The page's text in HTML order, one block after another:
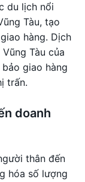
du lịch nổi
Tàu, tạo
hàng. Dịch
Tàu của
giao hàng
trấn.
doanh
thân đến
hóa số lượng